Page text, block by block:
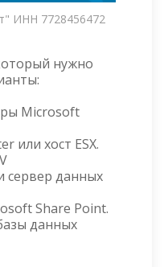
ИНН 7728456472
нужно
Microsoft
или хост ESX.
сервер данных
Share Point.
данных